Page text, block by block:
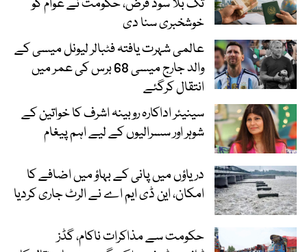
خوشخبری سنا دی
عالمی شہرت یافتہ فٹبالر لیونل میسی کے
والد جارج میسی 68 برس کی عمر میں
انتقال کرگئے
سینیئر اداکارہ روبینہ اشرف کا خواتین کے
شوہر اور سسرالیوں کے لیے اہم پیغام
دریاؤں میں پانی کے بہاؤ میں اضافے کا
امکان، این ڈی ایم اے نے الرٹ جاری کردیا
حکومت سے مذاکرات ناکام، گڈز